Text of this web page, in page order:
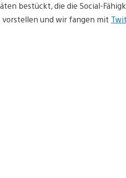
bestückt, die die Social-
vorstellen und wir fangen mit